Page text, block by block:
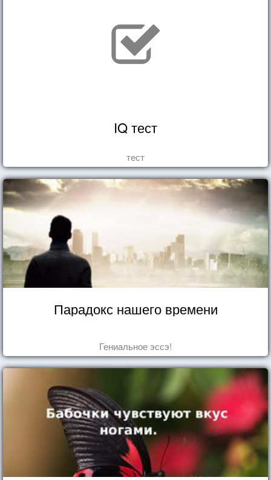
IQ тест
тест
Парадокс нашего времени
Гениальное эссэ!